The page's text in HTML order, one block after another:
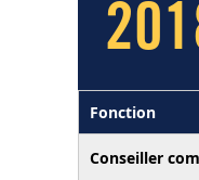
Fonction
Conseiller